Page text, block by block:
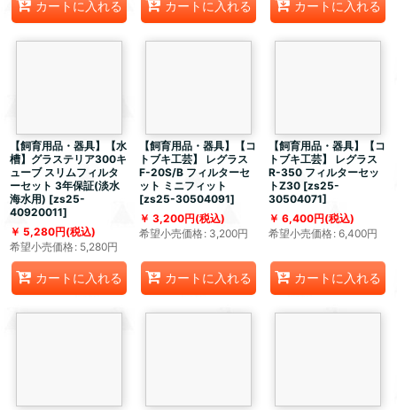
カートに入れる カートに入れる カートに入れる
【飼育用品・器具】【水
槽】グラステリア300キ
ューブ スリムフィルタ
ーセット 3年保証(淡水
海水用) [zs25-
40920011]
5,280円(税込)
希望小売価格: 5,280円
カートに入れる
【飼育用品・器具】【コ
トブキ工芸】 レグラス
F-20S/B フィルターセ
ット ミニフィット
[zs25-30504091]
3,200円(税込)
希望小売価格: 3,200円
カートに入れる
【飼育用品・器具】【コ
トブキ工芸】 レグラス
R-350 フィルターセッ
トZ30 [zs25-
30504071]
6,400円(税込)
希望小売価格: 6,400円
カートに入れる